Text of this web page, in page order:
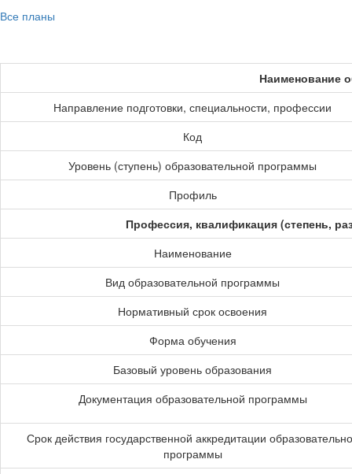
Все планы
Наименование
Направление подготовки, специальности, профессии
Код
Уровень (ступень) образовательной программы
Профиль
Профессия, квалификация (степень,
Наименование
Вид образовательной программы
Нормативный срок освоения
Форма обучения
Базовый уровень образования
Документация образовательной программы
Срок действия государственной аккредитации
программы